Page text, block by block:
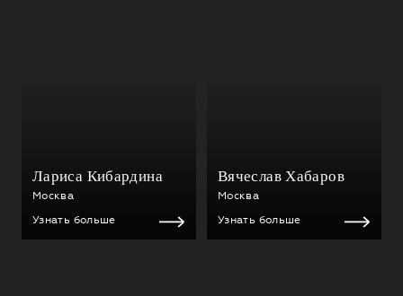
Лариса Кибардина
Москва
Узнать больше
Вячеслав Хабаров
Москва
Узнать больше